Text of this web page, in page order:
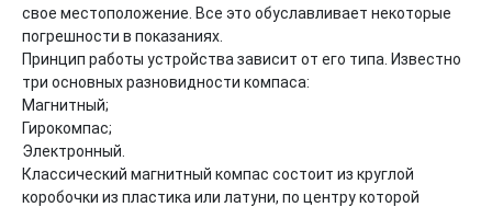
свое местоположение. Все это обуславливает некоторые
погрешности в показаниях.
Принцип работы устройства зависит от его типа. Известно
три основных разновидности компаса:
Магнитный;
Гирокомпас;
Электронный.
Классический магнитный компас состоит из круглой
коробочки из пластика или латуни, по центру которой